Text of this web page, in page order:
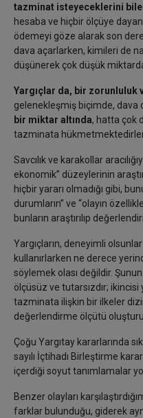
tazminat isteyeceklerini
hesaba ve hiçbir ölçüye
ödemeyi göze alarak son
dava açarlarken, kimileri de
düşünerek çok düşük
Yargıçlar da, bir zorunluluk
gelenekleşmiş biçimde, dava
bir miktar altında, hatta çok
tazminata
Savcılık ve karakollar
ekonomik” düzeylerinin
hiçbir yararı olmadığı gibi,
durumların” ve “olayın
bunların araştırılıp
Yargıçların, deneyimli
kullanırlarken ne derece
söylemek olası değildir.
ölçüsüz ve tutarsızdır;
tazminata ilişkin bir ilkeler
değerlendirme ölçütü
Çoğu Yargıtay kararlarında
sayılı İçtihadı Birleştirme
içerdiği soyut tanımlamalar
Benzer olayları
farklar bulunduğu, giderek